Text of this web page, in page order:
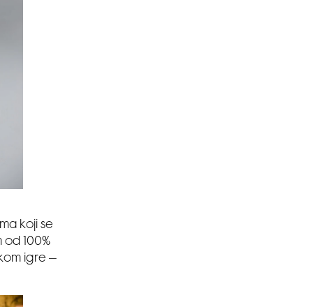
koji se
100%
igre –